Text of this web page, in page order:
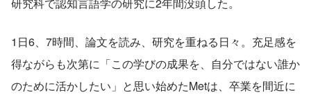
1日6、7時間、論文を読み、研究を重ねる日々。充足感を
得ながらも次第に「この学びの成果を、自分ではない誰か
のために活かしたい」と思い始めたMetは、卒業を間近に